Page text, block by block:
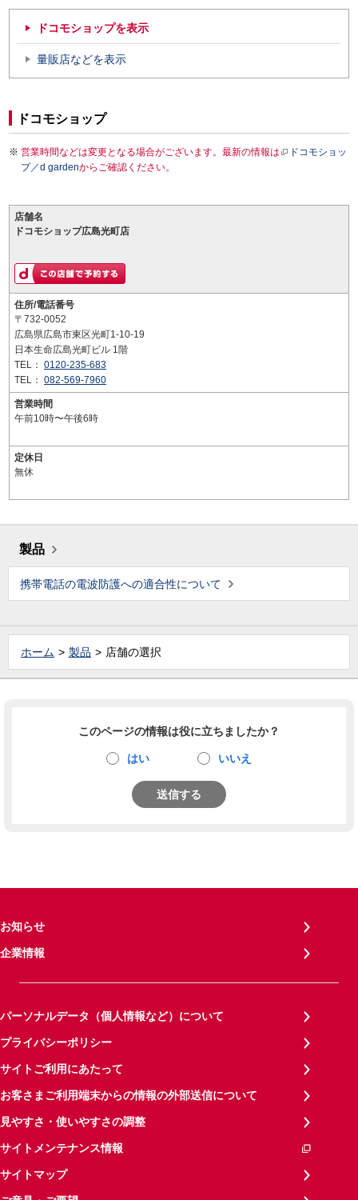
ドコモショップを表示
量販店などを表示
ドコモショップ
営業時間などは変更となる場合がございます。最新の情報は
ドコモショッ
プ／d gardenからご確認ください。
店舗名
ドコモショップ広島光町店
住所/電話番号
〒732-0052
広島県広島市東区光町1-10-19
日本生命広島光町ビル 1階
TEL： 0120-235-683
TEL： 082-569-7960
営業時間
午前10時〜午後6時
定休日
無休
製品
携帯電話の電波防護への適合性について
ホーム 製品 店舗の選択
このページの情報は役に立ちましたか？
はい いいえ
送信する
お知らせ
企業情報
パーソナルデータ（個人情報など）について
プライバシーポリシー
サイトご利用にあたって
お客さまご利用端末からの情報の外部送信について
見やすさ・使いやすさの調整
サイトメンテナンス情報
サイトマップ